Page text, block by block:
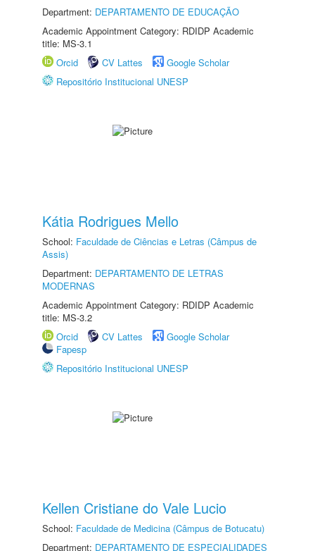
Department: DEPARTAMENTO DE EDUCAÇÃO
Academic Appointment Category: RDIDP Academic
title: MS-3.1
Orcid
CV Lattes
Google Scholar
Repositório Institucional UNESP
Kátia Rodrigues Mello
School: Faculdade de Ciências e Letras (Câmpus de
Assis)
Department: DEPARTAMENTO DE LETRAS
MODERNAS
Academic Appointment Category: RDIDP Academic
title: MS-3.2
Orcid
CV Lattes
Google Scholar
Fapesp
Repositório Institucional UNESP
Kellen Cristiane do Vale Lucio
School: Faculdade de Medicina (Câmpus de Botucatu)
Department: DEPARTAMENTO DE ESPECIALIDADES